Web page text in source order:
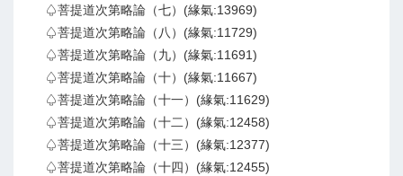
♤菩提道次第略論（七）(緣氣:13969)
♤菩提道次第略論（八）(緣氣:11729)
♤菩提道次第略論（九）(緣氣:11691)
♤菩提道次第略論（十）(緣氣:11667)
♤菩提道次第略論（十一）(緣氣:11629)
♤菩提道次第略論（十二）(緣氣:12458)
♤菩提道次第略論（十三）(緣氣:12377)
♤菩提道次第略論（十四）(緣氣:12455)